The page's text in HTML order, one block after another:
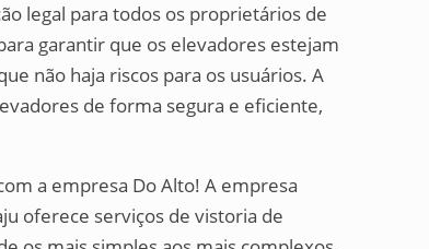
legal para todos os proprietários de
garantir que os elevadores estejam
não haja riscos para os usuários. A
de forma segura e eficiente,
a empresa Do Alto! A empresa
oferece serviços de vistoria de